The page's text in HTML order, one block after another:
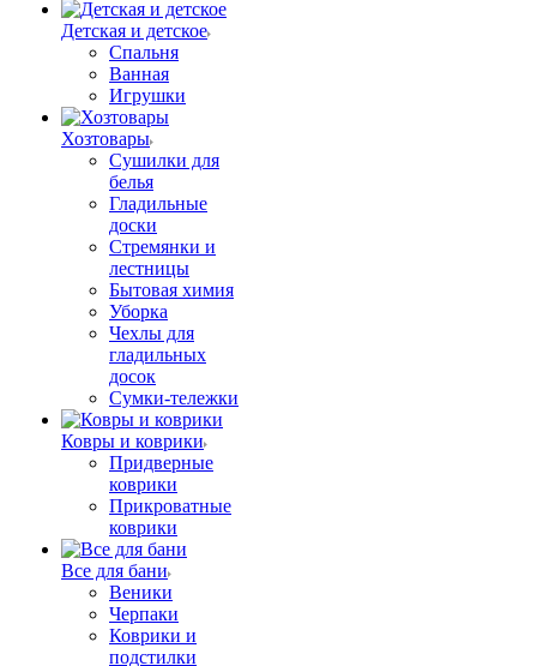
Детская и детское
Спальня
Ванная
Игрушки
Хозтовары
Сушилки для
белья
Гладильные
доски
Стремянки и
лестницы
Бытовая химия
Уборка
Чехлы для
гладильных
досок
Сумки-тележки
Ковры и коврики
Придверные
коврики
Прикроватные
коврики
Все для бани
Веники
Черпаки
Коврики и
подстилки